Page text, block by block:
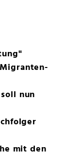
nun
mit den